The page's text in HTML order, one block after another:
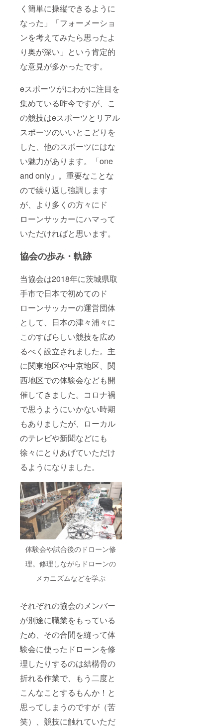
く簡単に操縦できるように
なった」「フォーメーショ
ンを考えてみたら思ったよ
り奥が深い」という肯定的
な意見が多かったです。
eスポーツがにわかに注目を
集めている昨今ですが、こ
の競技はeスポーツとリアル
スポーツのいいとこどりを
した、他のスポーツにはな
い魅力があります。「one
and only」。重要なことな
ので繰り返し強調します
が、より多くの方々にド
ローンサッカーにハマって
いただければと思います。
協会の歩み・軌跡
当協会は2018年に茨城県取
手市で日本で初めてのド
ローンサッカーの運営団体
として、日本の津々浦々に
このすばらしい競技を広め
るべく設立されました。主
に関東地区や中京地区、関
西地区での体験会なども開
催してきました。コロナ禍
で思うようにいかない時期
もありましたが、ローカル
のテレビや新聞などにも
徐々にとりあげていただけ
るようになりました。
体験会や試合後のドローン修
理。修理しながらドローンの
メカニズムなどを学ぶ
それぞれの協会のメンバー
が別途に職業をもっている
ため、その合間を縫って体
験会に使ったドローンを修
理したりするのは結構骨の
折れる作業で、もう二度と
こんなことするもんか！と
思ってしまうのですが（苦
笑）、競技に触れていただ